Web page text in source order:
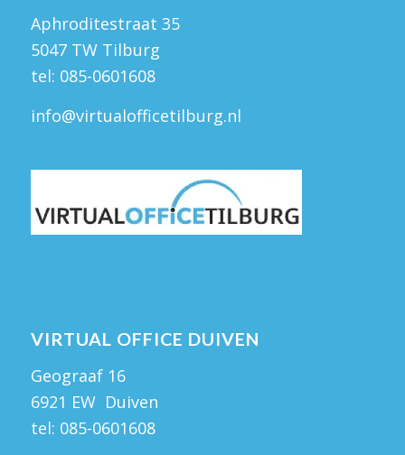
Aphroditestraat 35
5047 TW Tilburg
tel: 085-0601608
info@virtualofficetilburg.nl
VIRTUAL OFFICE DUIVEN
Geograaf 16
6921 EW Duiven
tel: 085-0601608